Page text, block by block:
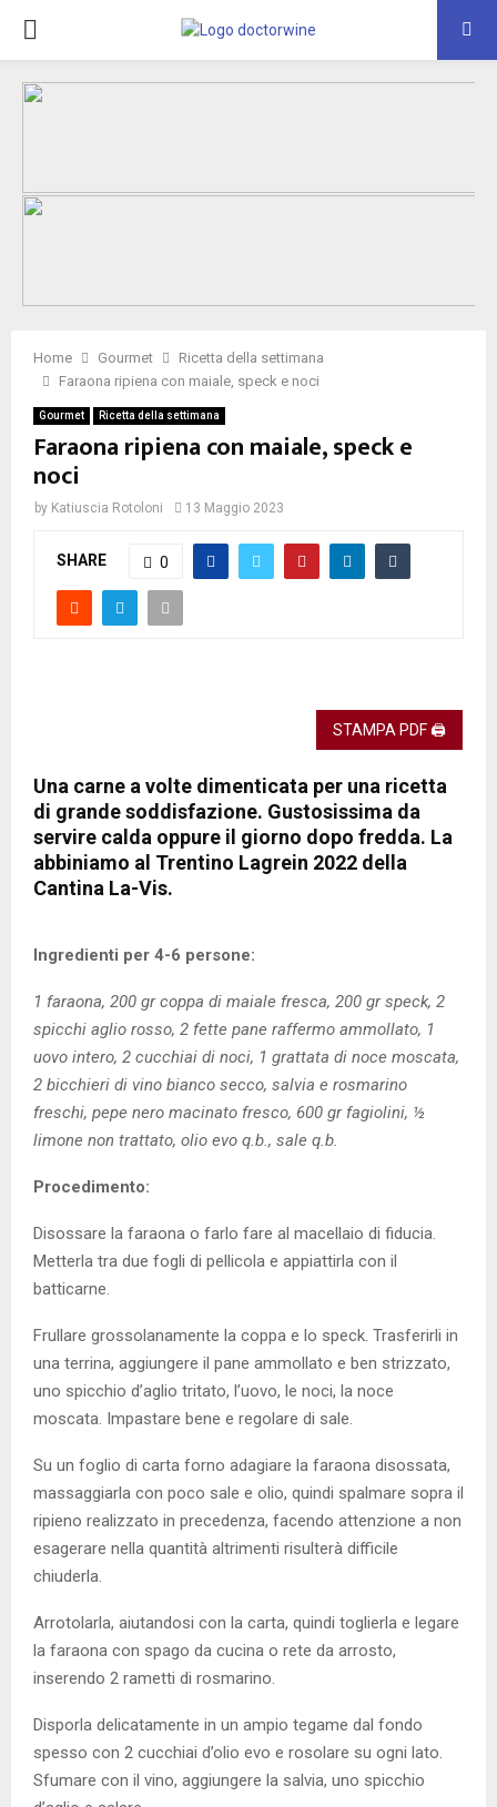
PRIMARY
MENU
Home Gourmet
Ricetta della settimana
Faraona ripiena con maiale, speck e noci
Gourmet Ricetta della settimana
Faraona ripiena con maiale, speck e
noci
by Katiuscia Rotoloni 13 Maggio 2023
SHARE 0
STAMPA PDF 🖨
Una carne a volte dimenticata per una ricetta
di grande soddisfazione. Gustosissima da
servire calda oppure il giorno dopo fredda. La
abbiniamo al Trentino Lagrein 2022 della
Cantina La-Vis.
Ingredienti per 4-6 persone:
1 faraona, 200 gr coppa di maiale fresca, 200 gr speck, 2
spicchi aglio rosso, 2 fette pane raffermo ammollato, 1
uovo intero, 2 cucchiai di noci, 1 grattata di noce moscata,
2 bicchieri di vino bianco secco, salvia e rosmarino
freschi, pepe nero macinato fresco, 600 gr fagiolini, ½
limone non trattato, olio evo q.b., sale q.b.
Procedimento:
Disossare la faraona o farlo fare al macellaio di fiducia.
Metterla tra due fogli di pellicola e appiattirla con il
batticarne.
Frullare grossolanamente la coppa e lo speck. Trasferirli in
una terrina, aggiungere il pane ammollato e ben strizzato,
uno spicchio d’aglio tritato, l’uovo, le noci, la noce
moscata. Impastare bene e regolare di sale.
Su un foglio di carta forno adagiare la faraona disossata,
massaggiarla con poco sale e olio, quindi spalmare sopra il
ripieno realizzato in precedenza, facendo attenzione a non
esagerare nella quantità altrimenti risulterà difficile
chiuderla.
Arrotolarla, aiutandosi con la carta, quindi toglierla e legare
la faraona con spago da cucina o rete da arrosto,
inserendo 2 rametti di rosmarino.
Disporla delicatamente in un ampio tegame dal fondo
spesso con 2 cucchiai d’olio evo e rosolare su ogni lato.
Sfumare con il vino, aggiungere la salvia, uno spicchio